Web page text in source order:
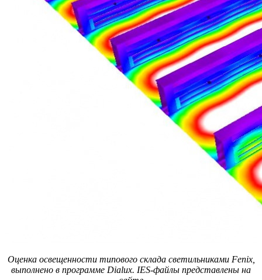
Оценка освещенности типового склада светильниками Fenix,
выполнено в программе Dialux. IES-файлы представлены на